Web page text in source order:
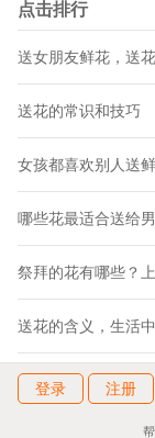
点击排行
送女朋友鲜花，送
送花的常识和技巧
女孩都喜欢别人送
哪些花最适合送给
祭拜的花有哪些？
送花的含义，生活
登录 注册